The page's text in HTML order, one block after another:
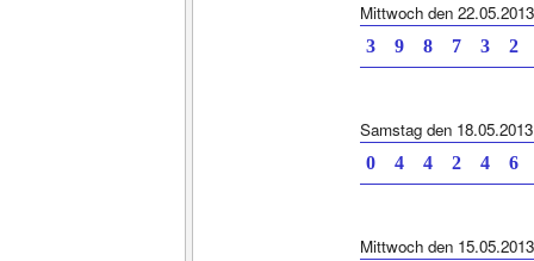
Mittwoch den 22.05.2013
3 9 8 7 3 2
Samstag den 18.05.2013
0 4 4 2 4 6
Mittwoch den 15.05.2013